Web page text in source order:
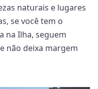
naturais e lugares
se você tem o
na Ilha, seguem
não deixa margem